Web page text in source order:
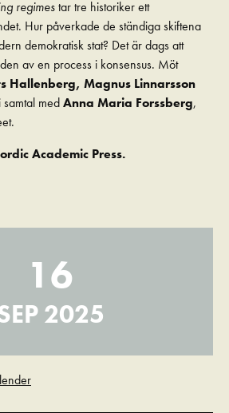
regimestar tre historiker ett
Hur påverkade de ständiga skiftena
demokratisk stat? Det är dags att
av en process i konsensus. Möt
Hallenberg, Magnus Linnarsson
i samtal medAnna Maria Forssberg,
Academic Press.
16
2025